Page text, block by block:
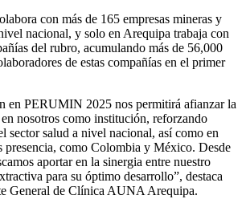
con más de 165 empresas mineras y
nacional, y solo en Arequipa trabaja con
del rubro, acumulando más de 56,000
de estas compañías en el primer
en PERUMIN 2025 nos permitirá afianzar la
nosotros como institución, reforzando
sector salud a nivel nacional, así como en
presencia, como Colombia y México. Desde
aportar en la sinergia entre nuestro
para su óptimo desarrollo”, destaca
General de Clínica AUNA Arequipa.